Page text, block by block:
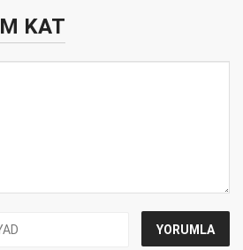
KAT